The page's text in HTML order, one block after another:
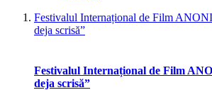
Festivalul Internațional de Film
deja scrisă”
Festivalul Internațional de Film
deja scrisă”